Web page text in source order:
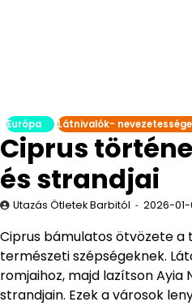
Európa Látnivalók-
Ciprus
és strandjai
Utazás Ötletek Barbitól 2026-01-
Ciprus bámulatos ötvözete a
természeti szépségeknek.
romjaihoz, majd lazítson Ayia
strandjain. Ezek a városok